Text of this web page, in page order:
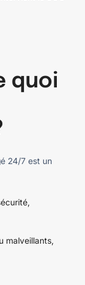
quoi
24/7 est un
malveillants,